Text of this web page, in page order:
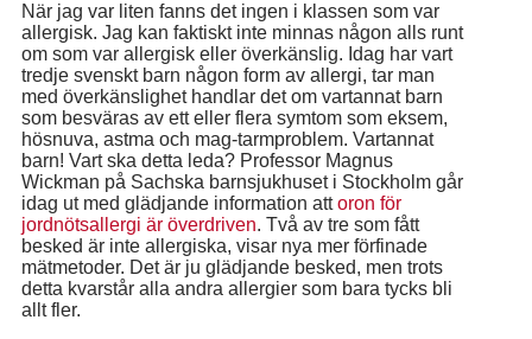
När jag var liten fanns det ingen i klassen som var
allergisk. Jag kan faktiskt inte minnas någon alls runt
om som var allergisk eller överkänslig. Idag har vart
tredje svenskt barn någon form av allergi, tar man
med överkänslighet handlar det om vartannat barn
som besväras av ett eller flera symtom som eksem,
hösnuva, astma och mag-tarmproblem. Vartannat
barn! Vart ska detta leda? Professor Magnus
Wickman på Sachska barnsjukhuset i Stockholm går
idag ut med glädjande information attoron för
jordnötsallergi är överdriven. Två av tre som fått
besked är inte allergiska, visar nya mer förfinade
mätmetoder. Det är ju glädjande besked, men trots
detta kvarstår alla andra allergier som bara tycks bli
allt fler.